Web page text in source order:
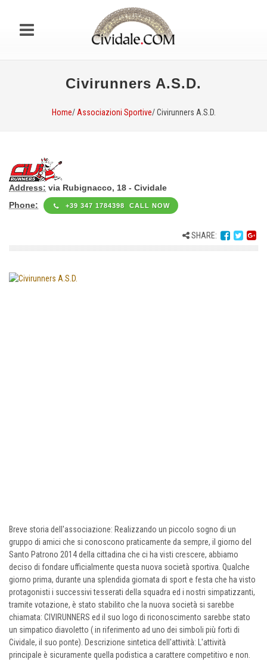
Civirunners A.S.D.
Home/ Associazioni Sportive/ Civirunners A.S.D.
Address: via Rubignacco, 18 - Cividale
Phone:
+39 347 1784398 CALL NOW
SHARE:
Breve storia dell'associazione: Realizzando un piccolo sogno di un
gruppo di amici che si conoscono praticamente da sempre, il giorno del
Santo Patrono 2014 della cittadina che ci ha visti crescere, abbiamo
deciso di fondare ufficialmente questa nuova società sportiva. Qualche
giorno prima, durante una splendida giornata di sport e festa che ha visto
protagonisti i successivi tesserati della squadra ed i nostri simpatizzanti,
tramite votazione, è stato stabilito che la nuova società si sarebbe
chiamata: CIVIRUNNERS ed il suo logo di riconoscimento sarebbe stato
un simpatico diavoletto ( in riferimento ad uno dei simboli più forti di
Cividale, il suo ponte). Descrizione sintetica dell'attività: L'attività
principale è sicuramente quella podistica a carattere competitivo e non.